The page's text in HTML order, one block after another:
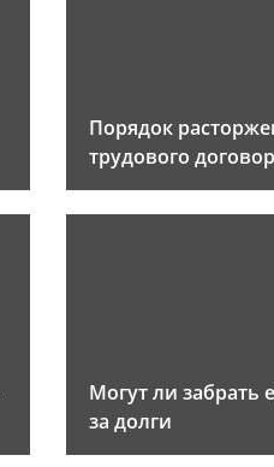
Порядок
трудового
Могут ли забрать
за долги